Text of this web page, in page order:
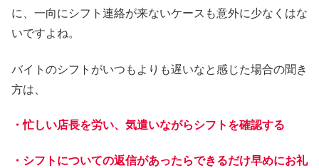
に、一向にシフト連絡が来ないケースも意外に少なくはな
いですよね。
バイトのシフトがいつもよりも遅いなと感じた場合の聞き
方は、
・忙しい店長を労い、気遣いながらシフトを確認する
・シフトについての返信があったらできるだけ早めにお礼